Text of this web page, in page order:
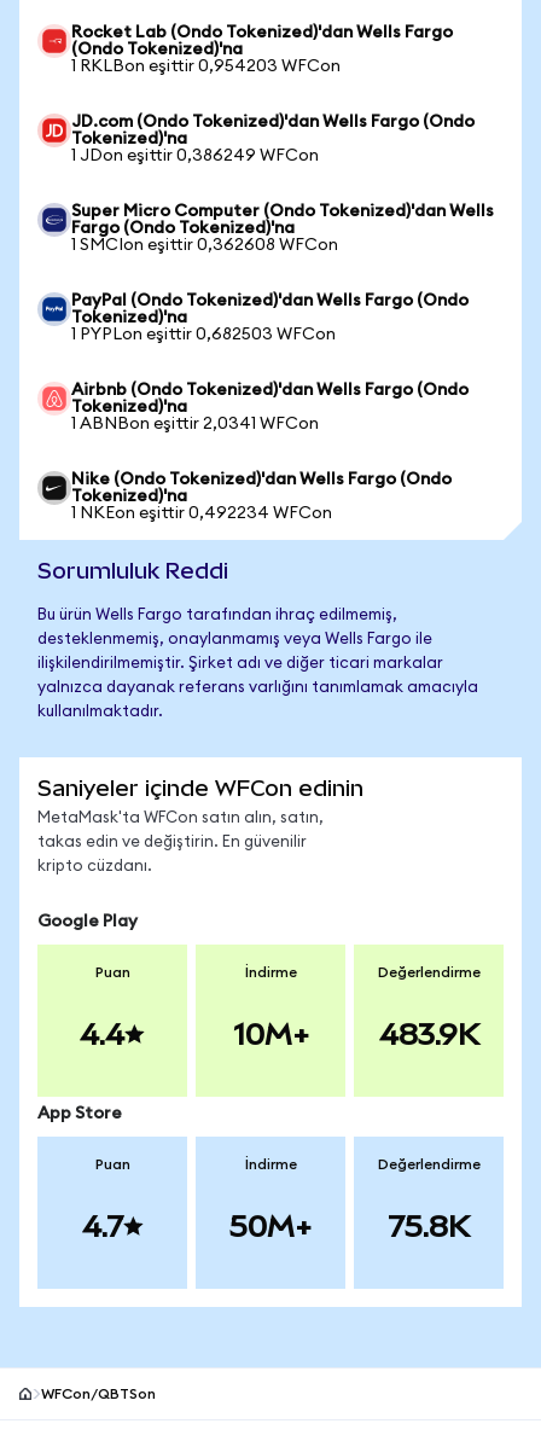
Rocket Lab (Ondo Tokenized)'dan Wells Fargo
(Ondo Tokenized)'na
1 RKLBon eşittir 0,954203 WFCon
JD.com (Ondo Tokenized)'dan Wells Fargo (Ondo
Tokenized)'na
1 JDon eşittir 0,386249 WFCon
Super Micro Computer (Ondo Tokenized)'dan Wells
Fargo (Ondo Tokenized)'na
1 SMCIon eşittir 0,362608 WFCon
PayPal (Ondo Tokenized)'dan Wells Fargo (Ondo
Tokenized)'na
1 PYPLon eşittir 0,682503 WFCon
Airbnb (Ondo Tokenized)'dan Wells Fargo (Ondo
Tokenized)'na
1 ABNBon eşittir 2,0341 WFCon
Nike (Ondo Tokenized)'dan Wells Fargo (Ondo
Tokenized)'na
1 NKEon eşittir 0,492234 WFCon
Sorumluluk Reddi
Bu ürün Wells Fargo tarafından ihraç edilmemiş,
desteklenmemiş, onaylanmamış veya Wells Fargo ile
ilişkilendirilmemiştir. Şirket adı ve diğer ticari markalar
yalnızca dayanak referans varlığını tanımlamak amacıyla
kullanılmaktadır.
Saniyeler içinde WFCon edinin
MetaMask'ta WFCon satın alın, satın,
takas edin ve değiştirin. En güvenilir
kripto cüzdanı.
Google Play
Puan
4.4
İndirme
10M+
Değerlendirme
483.9K
App Store
Puan
4.7
İndirme
50M+
Değerlendirme
75.8K
WFCon/QBTSon